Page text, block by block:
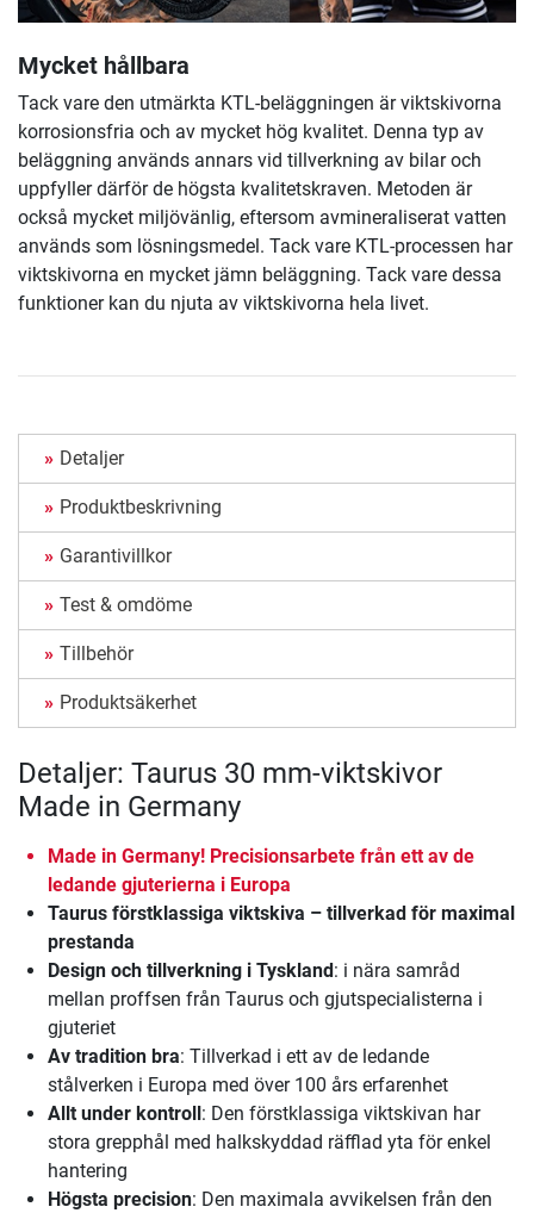
Mycket hållbara
Tack vare den utmärkta KTL-beläggningen är viktskivorna
korrosionsfria och av mycket hög kvalitet. Denna typ av
beläggning används annars vid tillverkning av bilar och
uppfyller därför de högsta kvalitetskraven. Metoden är
också mycket miljövänlig, eftersom avmineraliserat vatten
används som lösningsmedel. Tack vare KTL-processen har
viktskivorna en mycket jämn beläggning. Tack vare dessa
funktioner kan du njuta av viktskivorna hela livet.
Detaljer
Produktbeskrivning
Garantivillkor
Test & omdöme
Tillbehör
Produktsäkerhet
Detaljer: Taurus 30 mm-viktskivor
Made in Germany
Made in Germany! Precisionsarbete från ett av de
ledande gjuterierna i Europa
Taurus förstklassiga viktskiva – tillverkad för maximal
prestanda
Design och tillverkning i Tyskland : i nära samråd
mellan proffsen från Taurus och gjutspecialisterna i
gjuteriet
Av tradition bra: Tillverkad i ett av de ledande
stålverken i Europa med över 100 års erfarenhet
Allt under kontroll : Den förstklassiga viktskivan har
stora grepphål med halkskyddad räfflad yta för enkel
hantering
Högsta precision: Den maximala avvikelsen från den